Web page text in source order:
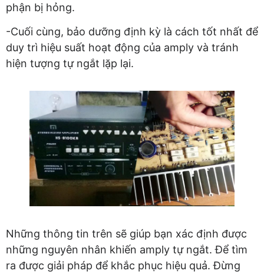
phận bị hỏng.
-Cuối cùng, bảo dưỡng định kỳ là cách tốt nhất để
duy trì hiệu suất hoạt động của amply và tránh
hiện tượng tự ngắt lặp lại.
Những thông tin trên sẽ giúp bạn xác định được
những nguyên nhân khiến amply tự ngắt. Để tìm
ra được giải pháp để khắc phục hiệu quả. Đừng